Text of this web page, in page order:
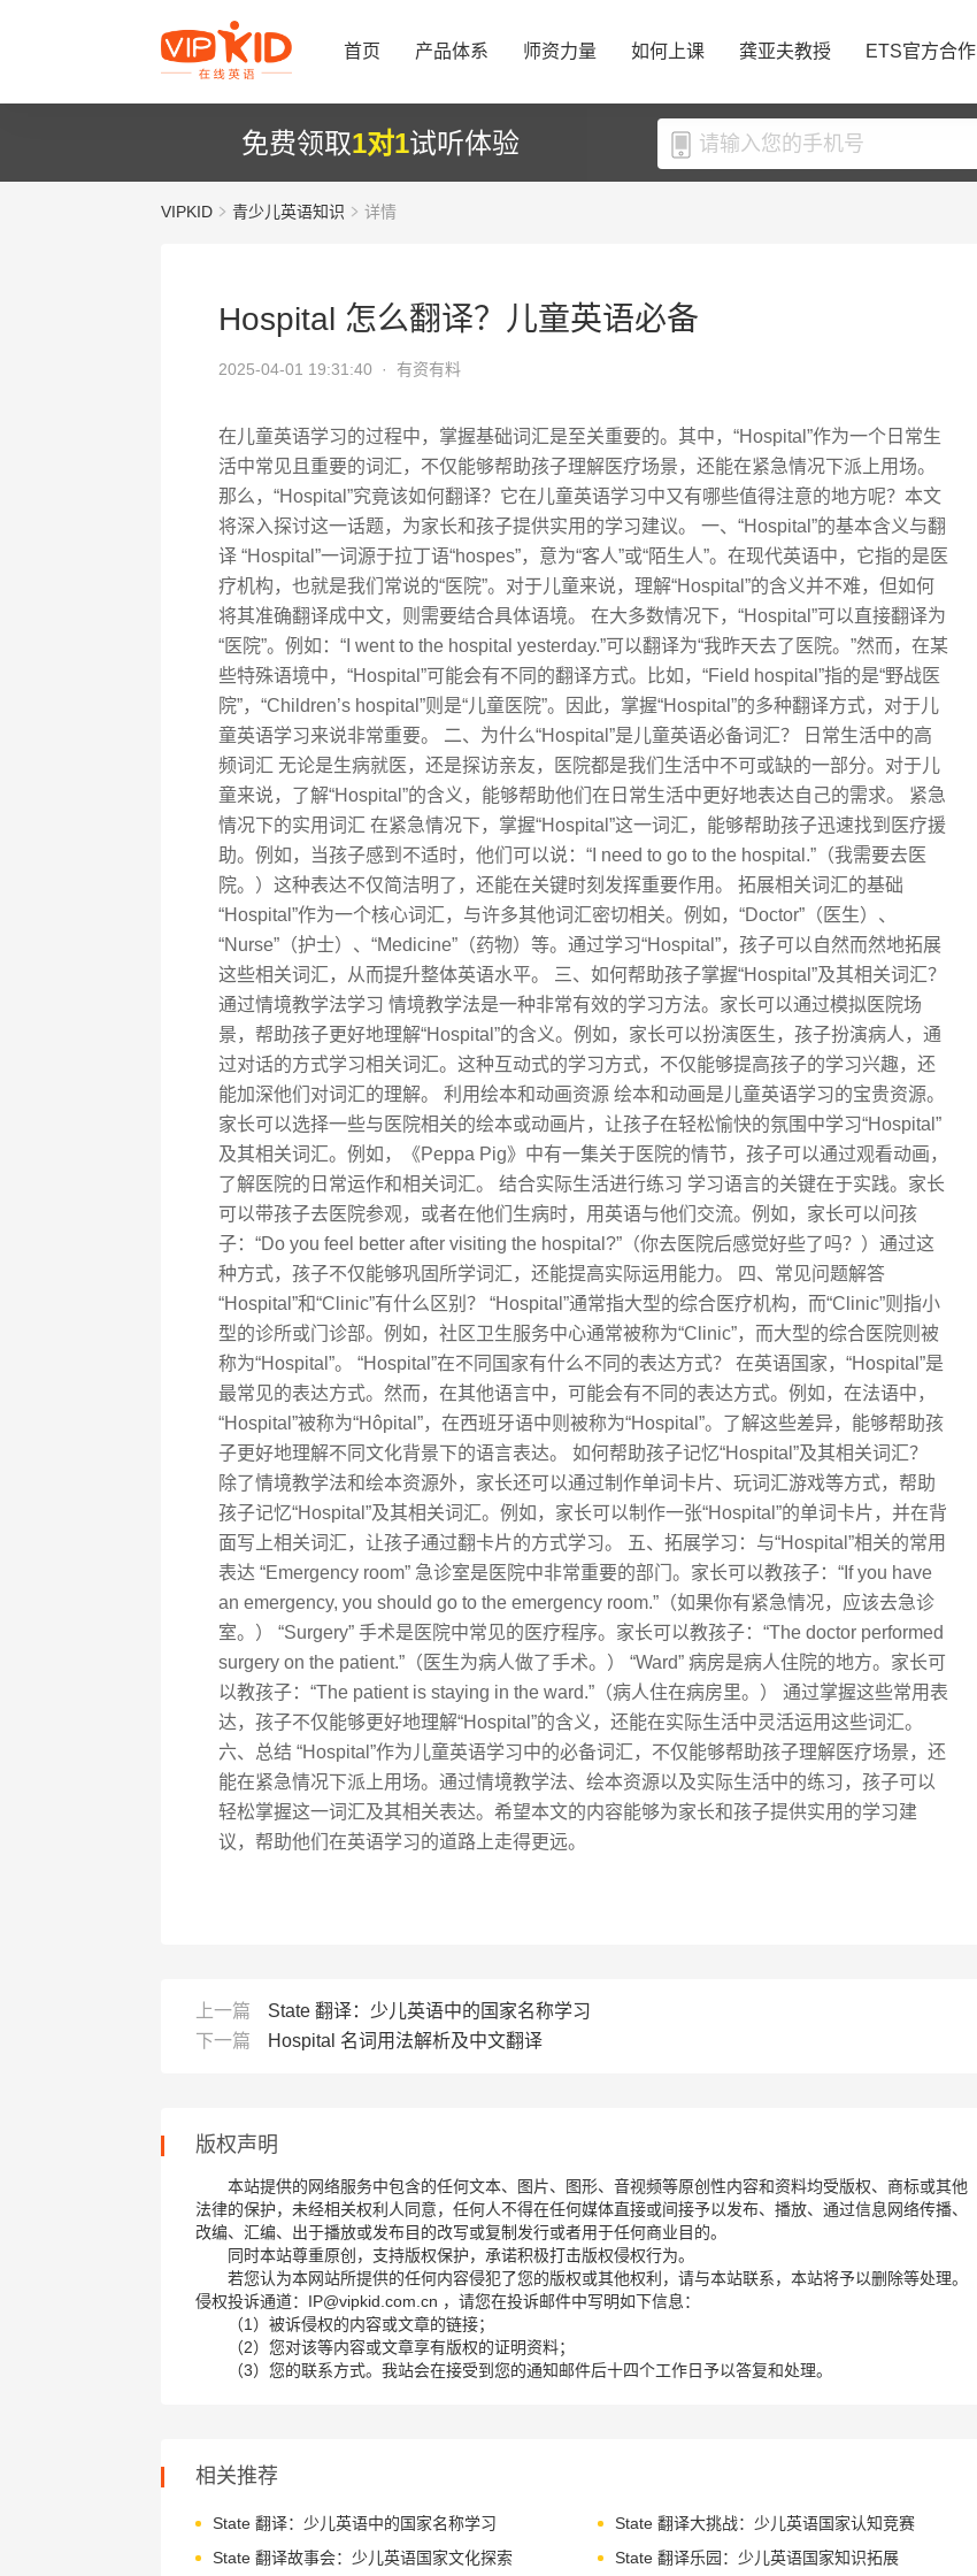
首页 产品体系 师资力量 如何上课 龚亚夫教授 ETS官方合作
免费领取1对1试听体验
VIPKID 青少儿英语知识 详情
Hospital 怎么翻译？儿童英语必备
2025-04-01 19:31:40 · 有资有料
在儿童英语学习的过程中，掌握基础词汇是至关重要的。其中，“Hospital”作为一个日常生
活中常见且重要的词汇，不仅能够帮助孩子理解医疗场景，还能在紧急情况下派上用场。
那么，“Hospital”究竟该如何翻译？它在儿童英语学习中又有哪些值得注意的地方呢？本文
将深入探讨这一话题，为家长和孩子提供实用的学习建议。 一、“Hospital”的基本含义与翻
译 “Hospital”一词源于拉丁语“hospes”，意为“客人”或“陌生人”。在现代英语中，它指的是医
疗机构，也就是我们常说的“医院”。对于儿童来说，理解“Hospital”的含义并不难，但如何
将其准确翻译成中文，则需要结合具体语境。 在大多数情况下，“Hospital”可以直接翻译为
“医院”。例如：“I went to the hospital yesterday.”可以翻译为“我昨天去了医院。”然而，在某
些特殊语境中，“Hospital”可能会有不同的翻译方式。比如，“Field hospital”指的是“野战医
院”，“Children’s hospital”则是“儿童医院”。因此，掌握“Hospital”的多种翻译方式，对于儿
童英语学习来说非常重要。 二、为什么“Hospital”是儿童英语必备词汇？ 日常生活中的高
频词汇 无论是生病就医，还是探访亲友，医院都是我们生活中不可或缺的一部分。对于儿
童来说，了解“Hospital”的含义，能够帮助他们在日常生活中更好地表达自己的需求。 紧急
情况下的实用词汇 在紧急情况下，掌握“Hospital”这一词汇，能够帮助孩子迅速找到医疗援
助。例如，当孩子感到不适时，他们可以说：“I need to go to the hospital.”（我需要去医
院。）这种表达不仅简洁明了，还能在关键时刻发挥重要作用。 拓展相关词汇的基础
“Hospital”作为一个核心词汇，与许多其他词汇密切相关。例如，“Doctor”（医生）、
“Nurse”（护士）、“Medicine”（药物）等。通过学习“Hospital”，孩子可以自然而然地拓展
这些相关词汇，从而提升整体英语水平。 三、如何帮助孩子掌握“Hospital”及其相关词汇？
通过情境教学法学习 情境教学法是一种非常有效的学习方法。家长可以通过模拟医院场
景，帮助孩子更好地理解“Hospital”的含义。例如，家长可以扮演医生，孩子扮演病人，通
过对话的方式学习相关词汇。这种互动式的学习方式，不仅能够提高孩子的学习兴趣，还
能加深他们对词汇的理解。 利用绘本和动画资源 绘本和动画是儿童英语学习的宝贵资源。
家长可以选择一些与医院相关的绘本或动画片，让孩子在轻松愉快的氛围中学习“Hospital”
及其相关词汇。例如，《Peppa Pig》中有一集关于医院的情节，孩子可以通过观看动画，
了解医院的日常运作和相关词汇。 结合实际生活进行练习 学习语言的关键在于实践。家长
可以带孩子去医院参观，或者在他们生病时，用英语与他们交流。例如，家长可以问孩
子：“Do you feel better after visiting the hospital?”（你去医院后感觉好些了吗？）通过这
种方式，孩子不仅能够巩固所学词汇，还能提高实际运用能力。 四、常见问题解答
“Hospital”和“Clinic”有什么区别？ “Hospital”通常指大型的综合医疗机构，而“Clinic”则指小
型的诊所或门诊部。例如，社区卫生服务中心通常被称为“Clinic”，而大型的综合医院则被
称为“Hospital”。 “Hospital”在不同国家有什么不同的表达方式？ 在英语国家，“Hospital”是
最常见的表达方式。然而，在其他语言中，可能会有不同的表达方式。例如，在法语中，
“Hospital”被称为“Hôpital”，在西班牙语中则被称为“Hospital”。了解这些差异，能够帮助孩
子更好地理解不同文化背景下的语言表达。 如何帮助孩子记忆“Hospital”及其相关词汇？
除了情境教学法和绘本资源外，家长还可以通过制作单词卡片、玩词汇游戏等方式，帮助
孩子记忆“Hospital”及其相关词汇。例如，家长可以制作一张“Hospital”的单词卡片，并在背
面写上相关词汇，让孩子通过翻卡片的方式学习。 五、拓展学习：与“Hospital”相关的常用
表达 “Emergency room” 急诊室是医院中非常重要的部门。家长可以教孩子：“If you have
an emergency, you should go to the emergency room.”（如果你有紧急情况，应该去急诊
室。） “Surgery” 手术是医院中常见的医疗程序。家长可以教孩子：“The doctor performed
surgery on the patient.”（医生为病人做了手术。） “Ward” 病房是病人住院的地方。家长可
以教孩子：“The patient is staying in the ward.”（病人住在病房里。） 通过掌握这些常用表
达，孩子不仅能够更好地理解“Hospital”的含义，还能在实际生活中灵活运用这些词汇。
六、总结 “Hospital”作为儿童英语学习中的必备词汇，不仅能够帮助孩子理解医疗场景，还
能在紧急情况下派上用场。通过情境教学法、绘本资源以及实际生活中的练习，孩子可以
轻松掌握这一词汇及其相关表达。希望本文的内容能够为家长和孩子提供实用的学习建
议，帮助他们在英语学习的道路上走得更远。
上一篇
State 翻译：少儿英语中的国家名称学习
下一篇
Hospital 名词用法解析及中文翻译
版权声明
本站提供的网络服务中包含的任何文本、图片、图形、音视频等原创性内容和资料均受版权、商标或其他
法律的保护，未经相关权利人同意，任何人不得在任何媒体直接或间接予以发布、播放、通过信息网络传播、
改编、汇编、出于播放或发布目的改写或复制发行或者用于任何商业目的。
同时本站尊重原创，支持版权保护，承诺积极打击版权侵权行为。
若您认为本网站所提供的任何内容侵犯了您的版权或其他权利，请与本站联系，本站将予以删除等处理。
侵权投诉通道：IP@vipkid.com.cn ，请您在投诉邮件中写明如下信息：
（1）被诉侵权的内容或文章的链接；
（2）您对该等内容或文章享有版权的证明资料；
（3）您的联系方式。我站会在接受到您的通知邮件后十四个工作日予以答复和处理。
相关推荐
State 翻译：少儿英语中的国家名称学习
State 翻译大挑战：少儿英语国家认知竞赛
State 翻译故事会：少儿英语国家文化探索
State 翻译乐园：少儿英语国家知识拓展